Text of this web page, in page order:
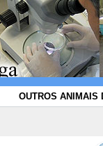
OUTROS ANIMAIS